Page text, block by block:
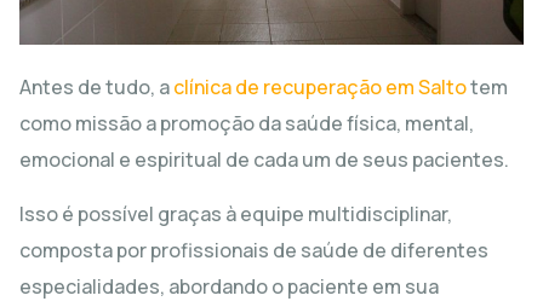
Antes de tudo, aclínica de recuperação em Saltotem
como missão a promoção da saúde física, mental,
emocional e espiritual de cada um de seus pacientes.
Isso é possível graças à equipe multidisciplinar,
composta por profissionais de saúde de diferentes
especialidades, abordando o paciente em sua